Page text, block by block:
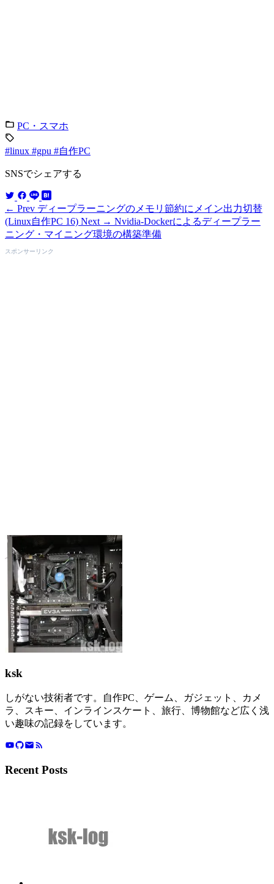
PC・スマホ
#linux #gpu #自作PC
SNSでシェアする
← Prev ディープラーニングのメモリ節約にメイン出力切替
(Linux自作PC 16) Next → Nvidia-Dockerによるディープラー
ニング・マイニング環境の構築準備
スポンサーリンク
ksk
しがない技術者です。自作PC、ゲーム、ガジェット、カメ
ラ、スキー、インラインスケート、旅行、博物館など広く浅
い趣味の記録をしています。
Recent Posts